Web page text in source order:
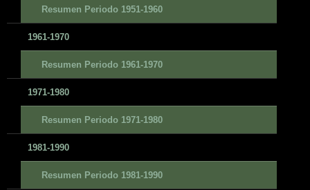
Resumen Periodo 1951-1960
1961-1970
Resumen Periodo 1961-1970
1971-1980
Resumen Periodo 1971-1980
1981-1990
Resumen Periodo 1981-1990